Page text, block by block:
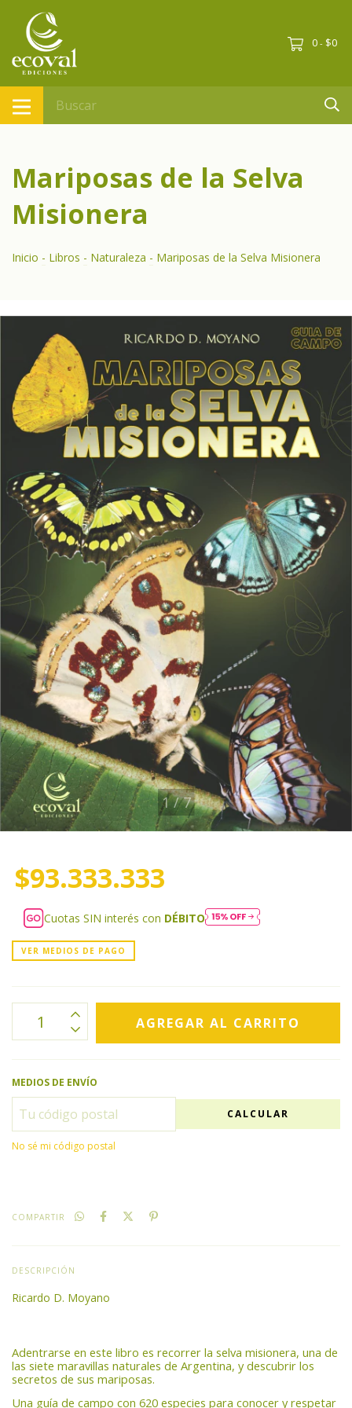
0 - $0
Mariposas de la Selva
Misionera
Inicio - Libros - Naturaleza - Mariposas de la Selva Misionera
1/7
$93.333.333
Cuotas SIN interés con DÉBITO
VER MEDIOS DE PAGO
MEDIOS DE ENVÍO
CALCULAR
No sé mi código postal
COMPARTIR
DESCRIPCIÓN
Ricardo D. Moyano
Adentrarse en este libro es recorrer la selva misionera, una de
las siete maravillas naturales de Argentina, y descubrir los
secretos de sus mariposas.
Una guía de campo con 620 especies para conocer y respetar